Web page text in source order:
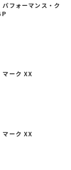
フォーマンス・ク
マーク XX
マーク XX